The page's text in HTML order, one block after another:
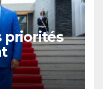
priorités